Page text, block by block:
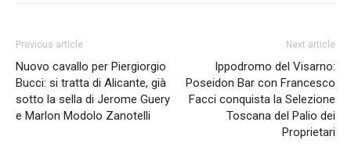
Previous article
Nuovo cavallo per Piergiorgio
Bucci: si tratta di Alicante, già
sotto la sella di Jerome Guery
e Marlon Modolo Zanotelli
Next article
Ippodromo del Visarno:
Poseidon Bar con Francesco
Facci conquista la Selezione
Toscana del Palio dei
Proprietari